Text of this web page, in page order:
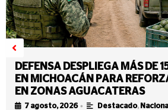
DEFENSA DESPLIEGA MÁS DE
EN MICHOACÁN PARA
EN ZONAS AGUACATERAS
7 agosto, 2026 • Destacado,